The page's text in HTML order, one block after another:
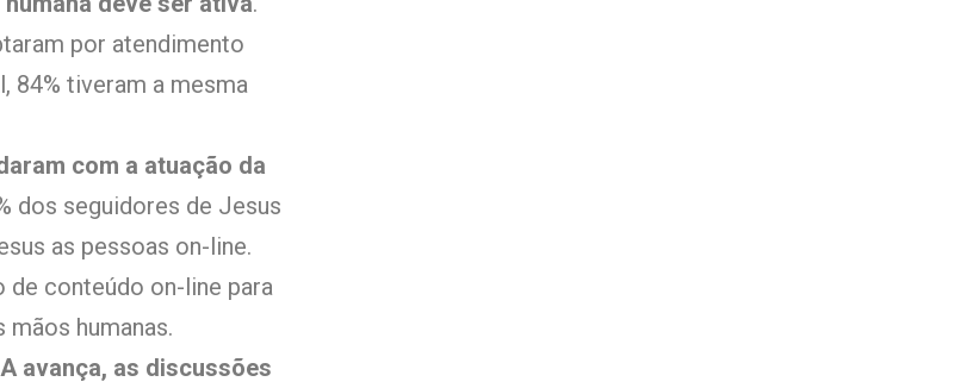
por atendimento
84% tiveram a mesma
com a atuação da
dos seguidores de Jesus
as pessoas on-line.
de conteúdo on-line para
humanas.
avança, as discussões